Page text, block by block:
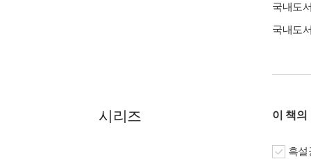
국내도
국내도
시리즈 이 책의
흑